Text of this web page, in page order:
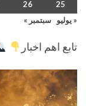
25
26
« يوليو
سبتمبر »
تابع اهم اخبار